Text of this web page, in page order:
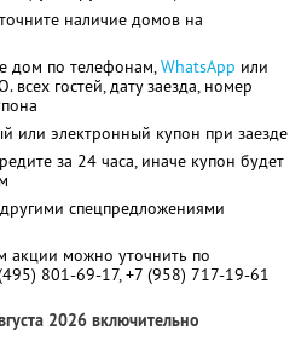
наличие домов на
дом по телефонам,WhatsApp или
гостей, дату заезда, номер
или электронный купон при заезде
за 24 часа, иначе купон будет
спецпредложениями
можно уточнить по
801-69-17, +7 (958) 717-19-61
2026 включительно